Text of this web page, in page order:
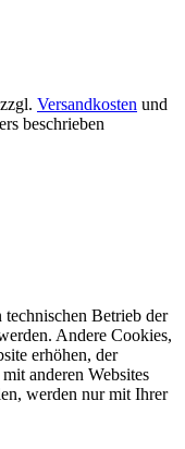
Versandkosten und
beschrieben
Betrieb der
Andere Cookies,
erhöhen, der
anderen Websites
werden nur mit Ihrer